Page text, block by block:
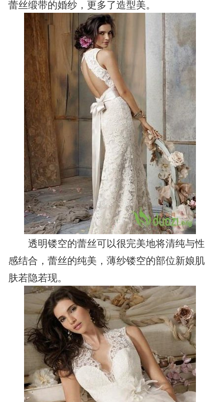
蕾丝缎带的婚纱，更多了造型美。
透明镂空的蕾丝可以很完美地将清纯与性
感结合，蕾丝的纯美，薄纱镂空的部位新娘肌
肤若隐若现。